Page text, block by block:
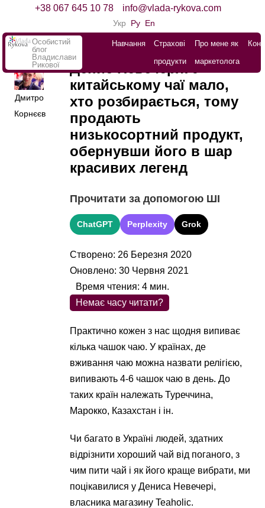
+38 067 645 10 78 info@vlada-rykova.com
Укр Ру En
Особистий
блог
Владислави
Рикової
Навчання
Страхові
продукти
Про мене як
маркетолога
Дмитро
Корнєєв
Денис Невечеря: У
китайському чаї мало,
хто розбирається, тому
продають
низькосортний продукт,
обернувши його в шар
красивих легенд
Прочитати за допомогою ШІ
ChatGPT Perplexity Grok
Створено: 26 Березня 2020
Оновлено: 30 Червня 2021
Немає часу читати?
Время чтения:4 мин.
Практично кожен з нас щодня випиває
кілька чашок чаю. У країнах, де
вживання чаю можна назвати релігією,
випивають 4-6 чашок чаю в день. До
таких країн належать Туреччина,
Марокко, Казахстан і ін.
Чи багато в Україні людей, здатних
відрізнити хороший чай від поганого, з
чим пити чай і як його краще вибрати, ми
поцікавилися у Дениса Невечері,
власника магазину Teaholic.